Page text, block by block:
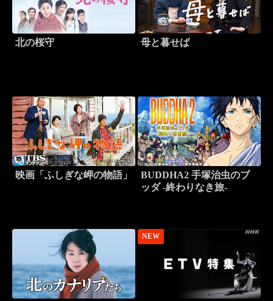
北の桜守 母と暮せば
映画「ふしぎな岬の物語」
BUDDHA2 手塚治虫のブ
ッダ -終わりなき旅-
NEW